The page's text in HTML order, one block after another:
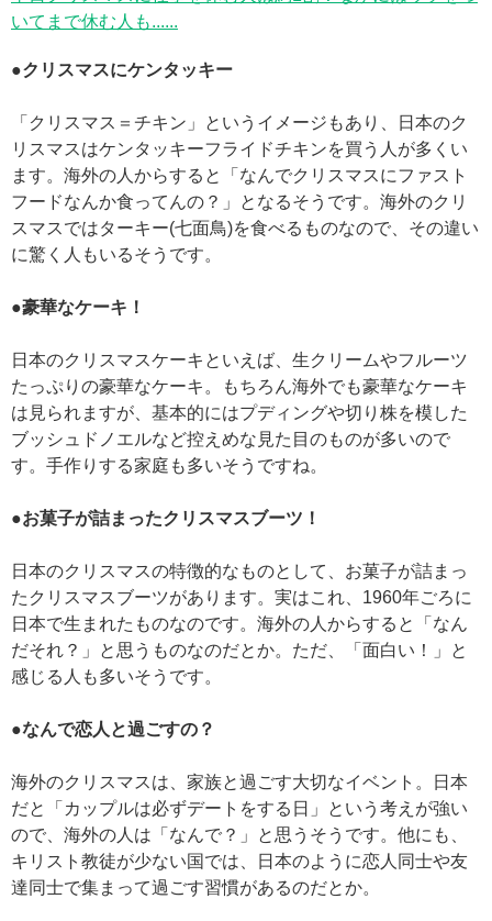
いてまで休む人も......
●クリスマスにケンタッキー
「クリスマス＝チキン」というイメージもあり、日本のク
リスマスはケンタッキーフライドチキンを買う人が多くい
ます。海外の人からすると「なんでクリスマスにファスト
フードなんか食ってんの？」となるそうです。海外のクリ
スマスではターキー(七面鳥)を食べるものなので、その違い
に驚く人もいるそうです。
●豪華なケーキ！
日本のクリスマスケーキといえば、生クリームやフルーツ
たっぷりの豪華なケーキ。もちろん海外でも豪華なケーキ
は見られますが、基本的にはプディングや切り株を模した
ブッシュドノエルなど控えめな見た目のものが多いので
す。手作りする家庭も多いそうですね。
●お菓子が詰まったクリスマスブーツ！
日本のクリスマスの特徴的なものとして、お菓子が詰まっ
たクリスマスブーツがあります。実はこれ、1960年ごろに
日本で生まれたものなのです。海外の人からすると「なん
だそれ？」と思うものなのだとか。ただ、「面白い！」と
感じる人も多いそうです。
●なんで恋人と過ごすの？
海外のクリスマスは、家族と過ごす大切なイベント。日本
だと「カップルは必ずデートをする日」という考えが強い
ので、海外の人は「なんで？」と思うそうです。他にも、
キリスト教徒が少ない国では、日本のように恋人同士や友
達同士で集まって過ごす習慣があるのだとか。